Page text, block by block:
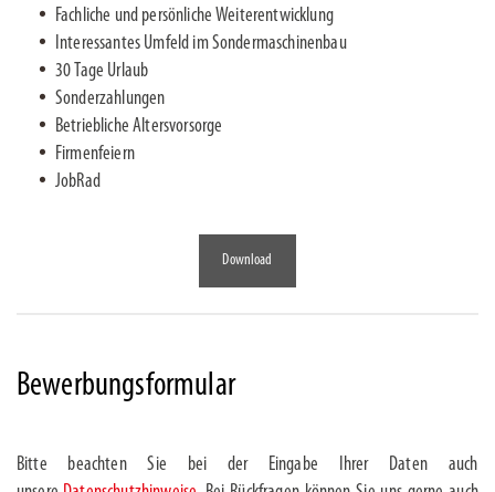
Fachliche und persönliche Weiterentwicklung
Interessantes Umfeld im Sondermaschinenbau
30 Tage Urlaub
Sonderzahlungen
Betriebliche Altersvorsorge
Firmenfeiern
JobRad
Download
Bewerbungsformular
Bitte beachten Sie bei der Eingabe Ihrer Daten auch